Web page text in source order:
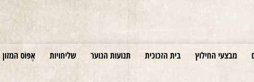
מבצעי החילוץ בית הזכוכית תנועות הנוער שליחויות אֶפּוֹס המזון